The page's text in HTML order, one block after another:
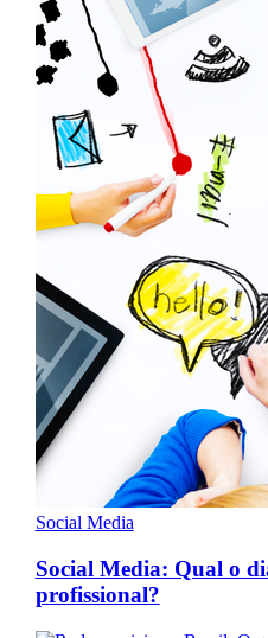
Social Media
Social Media: Qual o
profissional?